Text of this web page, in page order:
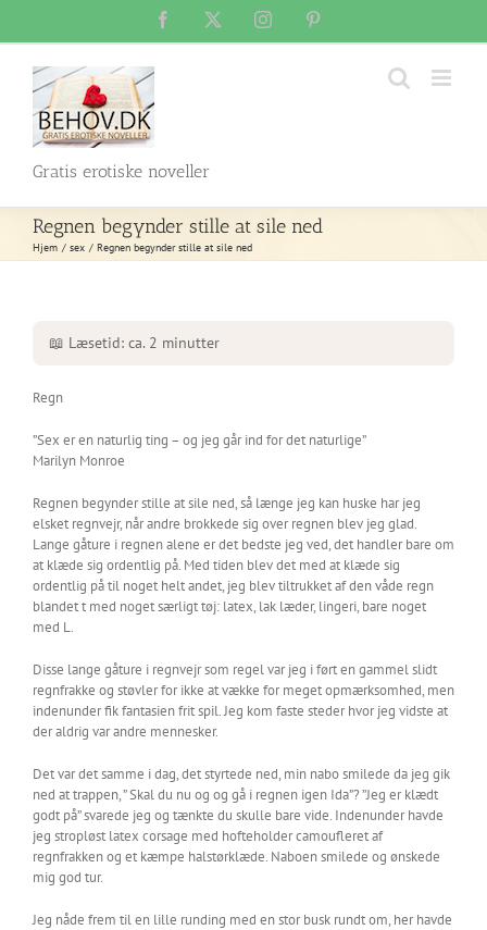
content
Facebook Instagram
Gratis erotiske noveller
Regnen begynder stille at sile ned
Hjem sex Regnen begynder stille at sile ned
📖 Læsetid: ca. 2 minutter
Regn
”Sex er en naturlig ting – og jeg går ind for det naturlige”
Marilyn Monroe
Regnen begynder stille at sile ned, så længe jeg kan huske har jeg
elsket regnvejr, når andre brokkede sig over regnen blev jeg glad.
Lange gåture i regnen alene er det bedste jeg ved, det handler bare om
at klæde sig ordentlig på. Med tiden blev det med at klæde sig
ordentlig på til noget helt andet, jeg blev tiltrukket af den våde regn
blandet t med noget særligt tøj: latex, lak læder, lingeri, bare noget
med L.
Disse lange gåture i regnvejr som regel var jeg i ført en gammel slidt
regnfrakke og støvler for ikke at vække for meget opmærksomhed, men
indenunder fik fantasien frit spil. Jeg kom faste steder hvor jeg vidste at
der aldrig var andre mennesker.
Det var det samme i dag, det styrtede ned, min nabo smilede da jeg gik
ned at trappen, ” Skal du nu og og gå i regnen igen Ida”? ”Jeg er klædt
godt på” svarede jeg og tænkte du skulle bare vide. Indenunder havde
jeg stropløst latex corsage med hofteholder camoufleret af
regnfrakken og et kæmpe halstørklæde. Naboen smilede og ønskede
mig god tur.
Jeg nåde frem til en lille runding med en stor busk rundt om, her havde